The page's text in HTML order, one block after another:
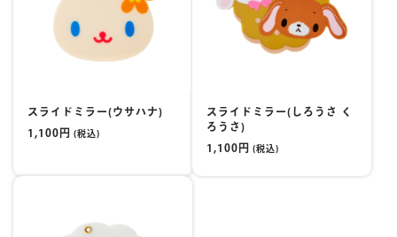
スライドミラー(ウサハナ)
1,100円 (税込)
スライドミラー(しろうさ く
ろうさ)
1,100円 (税込)